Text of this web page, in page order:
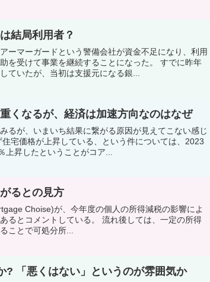
結局利用者？
ーマーガードという警備会社が資金不足になり、利用
を受けて事業を継続することになった。 すでに昨年
ていたが、当初は支援元になる銀...
くなるが、経済は加速方向なのはなぜ
るが、いまいち結果に繋がる原因が見えてこない感じ
宅価格が上昇している、という件については、2023
昇したということがコア...
るとの見方
Choise)が、今年度の個人の所得減税の影響によ
るとコメントしている。 流れ後しては、一定の所得
ことで可処分所...
? 「悪くはない」というのが雰囲気か